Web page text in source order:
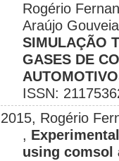
Rogério
Araújo
SIMULAÇÃO
GASES DE
ISSN:
2015, Rogério
,
using comsol